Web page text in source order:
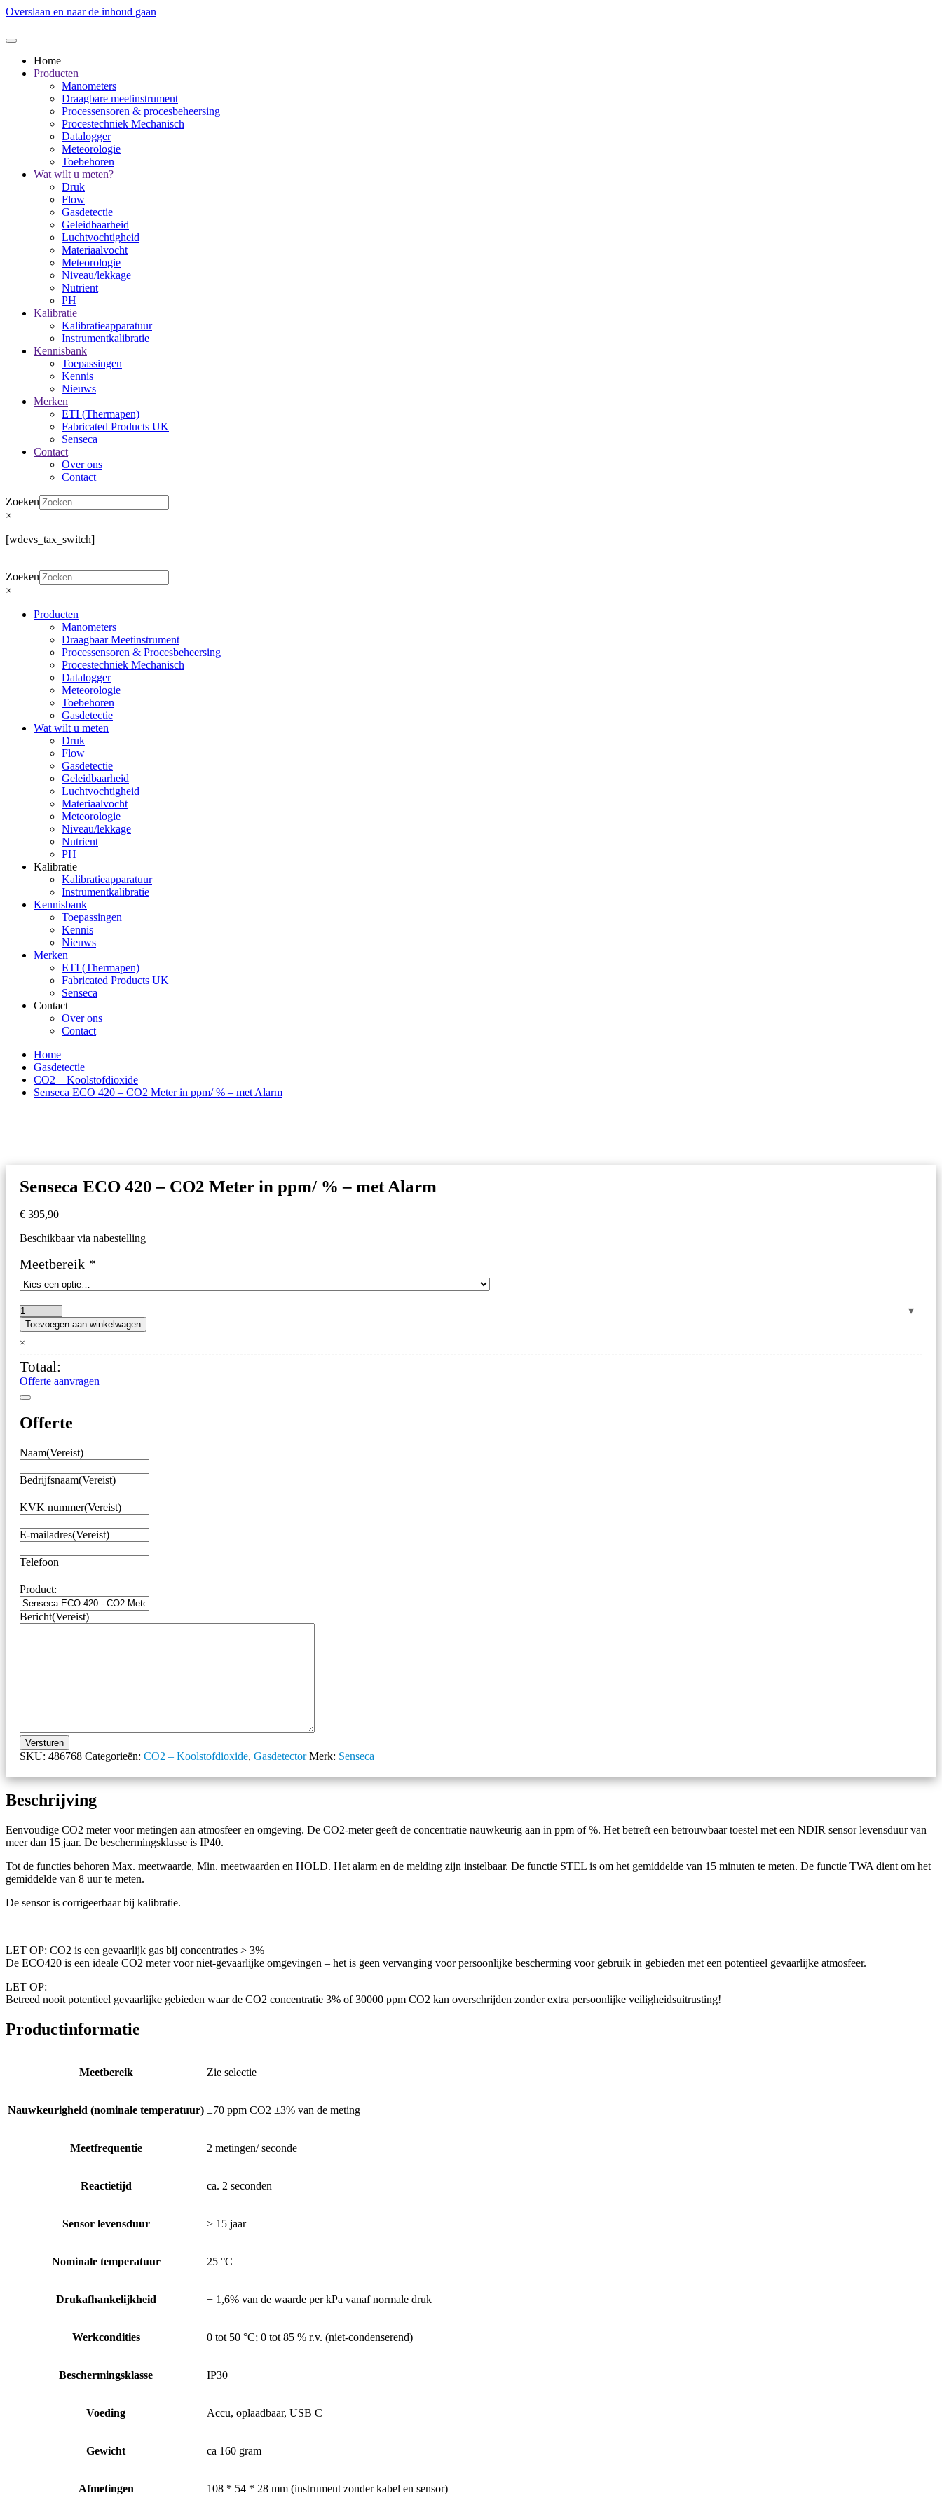
Overslaan en naar de inhoud gaan
Home
Producten
Manometers
Draagbare meetinstrument
Processensoren & procesbeheersing
Procestechniek Mechanisch
Datalogger
Meteorologie
Toebehoren
Wat wilt u meten?
Druk
Flow
Gasdetectie
Geleidbaarheid
Luchtvochtigheid
Materiaalvocht
Meteorologie
Niveau/lekkage
Nutrient
PH
Kalibratie
Kalibratieapparatuur
Instrumentkalibratie
Kennisbank
Toepassingen
Kennis
Nieuws
Merken
ETI (Thermapen)
Fabricated Products UK
Senseca
Contact
Over ons
Contact
Zoeken
×
[wdevs_tax_switch]
Zoeken
×
Producten
Manometers
Draagbaar Meetinstrument
Processensoren & Procesbeheersing
Procestechniek Mechanisch
Datalogger
Meteorologie
Toebehoren
Gasdetectie
Wat wilt u meten
Druk
Flow
Gasdetectie
Geleidbaarheid
Luchtvochtigheid
Materiaalvocht
Meteorologie
Niveau/lekkage
Nutrient
PH
Kalibratie
Kalibratieapparatuur
Instrumentkalibratie
Kennisbank
Toepassingen
Kennis
Nieuws
Merken
ETI (Thermapen)
Fabricated Products UK
Senseca
Contact
Over ons
Contact
Home
Gasdetectie
CO2 – Koolstofdioxide
Senseca ECO 420 – CO2 Meter in ppm/ % – met Alarm
Senseca ECO 420 – CO2 Meter in ppm/ % – met Alarm
€ 395,90
Beschikbaar via nabestelling
Meetbereik *
Senseca
ECO
420
CO2
Meter
%
–
Alarm
Toevoegen aan winkelwagen
×
Totaal:
Offerte aanvragen
Offerte
Naam(Vereist)
Bedrijfsnaam(Vereist)
KVK nummer(Vereist)
E-mailadres(Vereist)
Telefoon
Product:
Bericht(Vereist)
Versturen
SKU: 486768 Categorieën: CO2 – Koolstofdioxide, Gasdetector Merk: Senseca
Beschrijving
Eenvoudige CO2 meter voor metingen aan atmosfeer en omgeving. De CO2-meter geeft de concentratie nauwkeurig aan in ppm of %. Het betreft een betrouwbaar toestel met een NDIR sensor levensduur van
meer dan 15 jaar. De beschermingsklasse is IP40.
Tot de functies behoren Max. meetwaarde, Min. meetwaarden en HOLD. Het alarm en de melding zijn instelbaar. De functie STEL is om het gemiddelde van 15 minuten te meten. De functie TWA dient om het
gemiddelde van 8 uur te meten.
De sensor is corrigeerbaar bij kalibratie.
LET OP: CO2 is een gevaarlijk gas bij concentraties > 3%
De ECO420 is een ideale CO2 meter voor niet-gevaarlijke omgevingen – het is geen vervanging voor persoonlijke bescherming voor gebruik in gebieden met een potentieel gevaarlijke atmosfeer.
LET OP:
Betreed nooit potentieel gevaarlijke gebieden waar de CO2 concentratie 3% of 30000 ppm CO2 kan overschrijden zonder extra persoonlijke veiligheidsuitrusting!
Productinformatie
Meetbereik Zie selectie
Nauwkeurigheid (nominale temperatuur) ±70 ppm CO2 ±3% van de meting
Meetfrequentie 2 metingen/ seconde
Reactietijd ca. 2 seconden
Sensor levensduur > 15 jaar
Nominale temperatuur 25 °C
Drukafhankelijkheid + 1,6% van de waarde per kPa vanaf normale druk
Werkcondities 0 tot 50 °C; 0 tot 85 % r.v. (niet-condenserend)
Beschermingsklasse IP30
Voeding Accu, oplaadbaar, USB C
Gewicht ca 160 gram
Afmetingen 108 * 54 * 28 mm (instrument zonder kabel en sensor)